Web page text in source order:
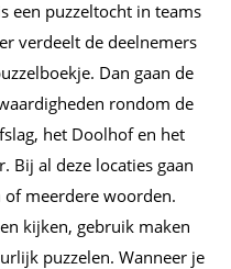
een puzzeltocht in teams
verdeelt de deelnemers
Dan gaan de
rondom de
het Doolhof en het
Bij al deze locaties gaan
of meerdere woorden.
kijken, gebruik maken
puzzelen. Wanneer je